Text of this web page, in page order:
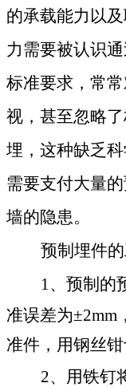
的承载能力以
力需要被认识
标准要求，常
视，甚至忽略
埋，这种缺乏
需要支付大量
墙的隐患。
预制埋件
1、 预制的
准误差为±2mm
准件，用钢丝
2、用铁钉